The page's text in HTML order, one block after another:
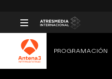
PROGRAMACIÓN